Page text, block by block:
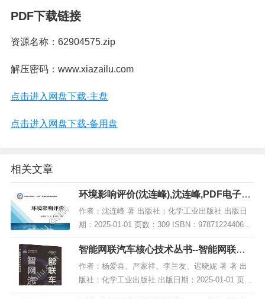
PDF下载链接
资源名称：62904575.zip
解压密码：www.xiazailu.com
点击进入网盘下载-主盘
点击进入网盘下载-备用盘
相关文章
环境影响评价(沈连峰),沈连峰,PDF电子书
下载,网盘资源
作者：沈连峰 著 出版社：化学工业出版社 出版日
期：2025-01-01 页数：309 ISBN：9787122440617
电子书大小：208MB [高清扫描版PDF格式] 内容简
介 教材...
智能网联汽车核心技术丛书--智能网联汽
车线控底盘技术,PDF下载
作者：杨爱喜、严家祥、李兰友、迟晓妮 著 著 出
版社：化学工业出版社 出版日期：2025-01-01 页
数：213 ISBN：9787122464156 电子书大小：189